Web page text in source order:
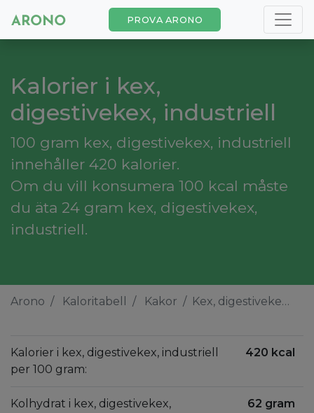
PROVA ARONO
Kalorier i kex,
digestivekex, industriell
100 gram kex, digestivekex, industriell
innehåller 420 kalorier.
Om du vill konsumera 100 kcal måste
du äta 24 gram kex, digestivekex,
industriell.
Arono Kaloritabell Kakor Kex, digestivekex, industriell
Kalorier i kex, digestivekex, industriell
per 100 gram:
420 kcal
Kolhydrat i kex, digestivekex,
62 gram